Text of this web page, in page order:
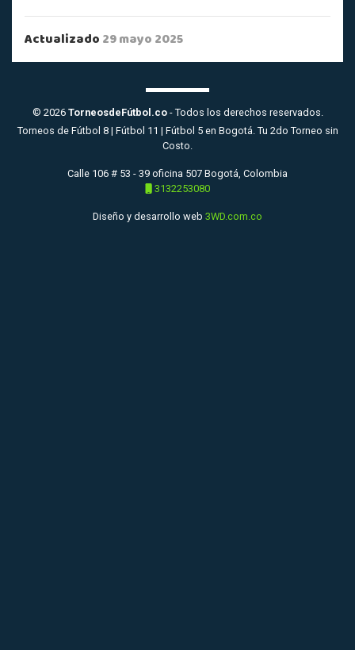
Actualizado29 mayo 2025
© 2026 TorneosdeFútbol.co- Todos los derechos reservados.
Torneos de Fútbol 8 | Fútbol 11 | Fútbol 5 en Bogotá. Tu 2do Torneo sin
Costo.
Calle 106 # 53 - 39 oficina 507 Bogotá, Colombia
3132253080
Diseño y desarrollo web 3WD.com.co